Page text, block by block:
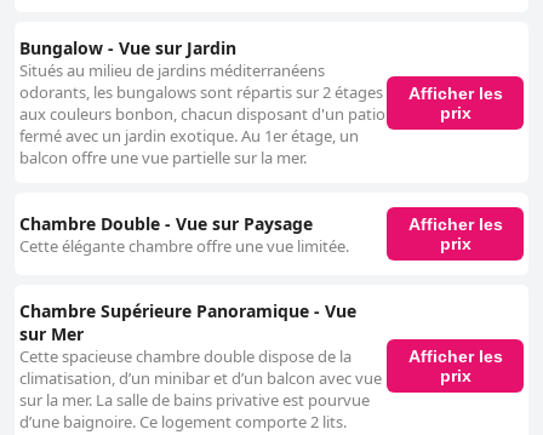
Bungalow - Vue sur Jardin
Situés au milieu de jardins méditerranéens
odorants, les bungalows sont répartis sur 2 étages
aux couleurs bonbon, chacun disposant d'un patio
fermé avec un jardin exotique. Au 1er étage, un
balcon offre une vue partielle sur la mer.
Afficher les
prix
Chambre Double - Vue sur Paysage
Cette élégante chambre offre une vue limitée.
Afficher les
prix
Chambre Supérieure Panoramique - Vue
sur Mer
Cette spacieuse chambre double dispose de la
climatisation, d’un minibar et d’un balcon avec vue
sur la mer. La salle de bains privative est pourvue
d’une baignoire. Ce logement comporte 2 lits.
Afficher les
prix